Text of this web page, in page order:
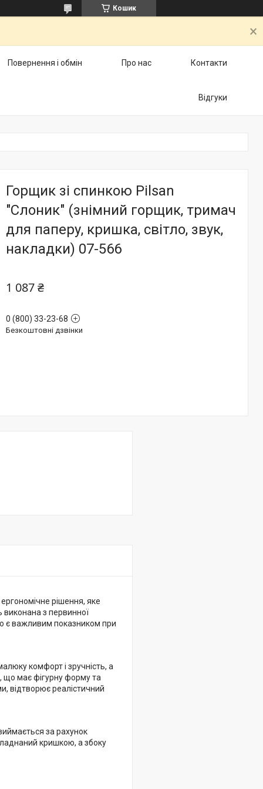
Кошик
Повернення і обмін Про нас Контакти
Відгуки
Горщик зі спинкою Pilsan
"Слоник" (знімний горщик, тримач
для паперу, кришка, світло, звук,
накладки) 07-566
1 087 ₴
0 (800) 33-23-68
Безкоштовні дзвінки
рішення, яке
з первинної
є важливим показником при
комфорт і зручність, а
має фігурну форму та
відтворює реалістичний
за рахунок
кришкою, а збоку